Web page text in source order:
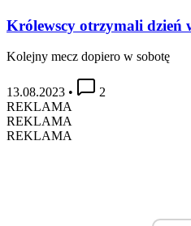
Królewscy otrzymali dzień
Kolejny mecz dopiero w sobotę
13.08.2023 •
2
REKLAMA
REKLAMA
REKLAMA